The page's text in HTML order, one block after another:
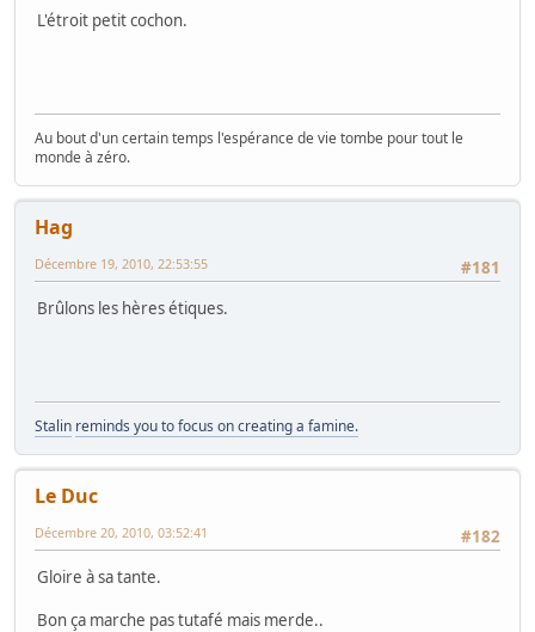
L'étroit petit cochon.
Au bout d'un certain temps l'espérance de vie tombe pour tout le
monde à zéro.
Hag
#181
Décembre 19, 2010, 22:53:55
Brûlons les hères étiques.
Stalin reminds you to focus on creating a famine.
Le Duc
#182
Décembre 20, 2010, 03:52:41
Gloire à sa tante.
Bon ça marche pas tutafé mais merde..